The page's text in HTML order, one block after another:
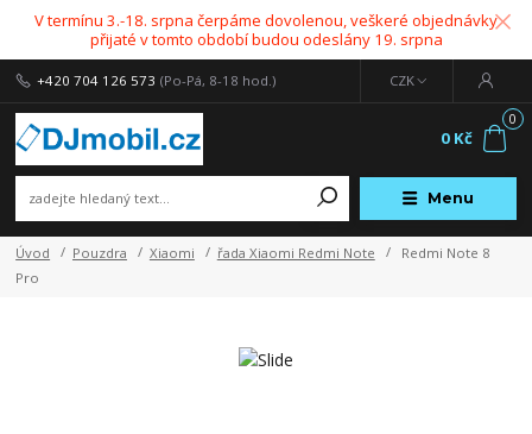
V termínu 3.-18. srpna čerpáme dovolenou, veškeré objednávky
přijaté v tomto období budou odeslány 19. srpna
Menu
CZK
+420 704 126 573 (Po-Pá, 8-18 hod.)
0
0 Kč
Úvod Pouzdra Xiaomi řada Xiaomi Redmi Note
Redmi Note 8
Pro